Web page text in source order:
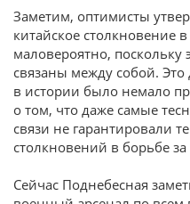
Заметим, оптимисты
китайское столкновение
маловероятно,
связаны между собой.
в истории было немало
о том, что даже самые
связи не гарантировали
столкновений в борьбе за
Сейчас Поднебесная